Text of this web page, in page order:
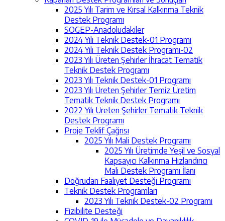
2025 Yılı Tarim ve Kırsal Kalkınma Teknik
Destek Programı
SOGEP-Anadoludakiler
2024 Yılı Teknik Destek-01 Programı
2024 Yılı Teknik Destek Programı-02
2023 Yılı Üreten Şehirler İhracat Tematik
Teknik Destek Programı
2023 Yılı Teknik Destek-01 Programı
2023 Yılı Üreten Şehirler Temiz Üretim
Tematik Teknik Destek Programı
2022 Yılı Üreten Şehirler Tematik Teknik
Destek Programı
Proje Teklif Çağrısı
2025 Yılı Mali Destek Programı
2025 Yılı Üretimde Yeşil ve Sosyal
Kapsayıcı Kalkınma Hızlandırıcı
Mali Destek Programı İlanı
Doğrudan Faaliyet Desteği Programı
Teknik Destek Programları
2023 Yılı Teknik Destek-02 Programı
Fizibilite Desteği